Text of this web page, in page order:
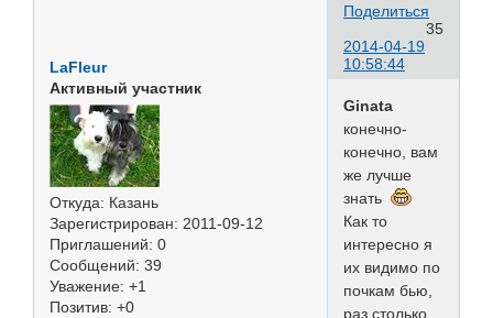
Поделиться
35
2014-04-19
10:58:44
LaFleur
Активный участник
Откуда: Казань
Зарегистрирован: 2011-09-12
Приглашений: 0
Сообщений: 39
Уважение: +1
Позитив: +0
Ginata
конечно-
конечно, вам
же лучше
знать
Как то
интересно я
их видимо по
почкам бью,
раз столько